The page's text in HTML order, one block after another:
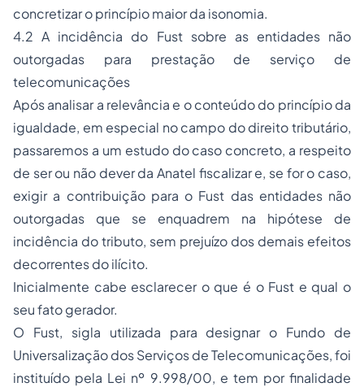
concretizar o princípio maior da isonomia.
4.2 A incidência do Fust sobre as entidades não
outorgadas para prestação de serviço de
telecomunicações
Após analisar a relevância e o conteúdo do princípio da
igualdade, em especial no campo do direito tributário,
passaremos a um estudo do caso concreto, a respeito
de ser ou não dever da Anatel fiscalizar e, se for o caso,
exigir a contribuição para o Fust das entidades não
outorgadas que se enquadrem na hipótese de
incidência do tributo, sem prejuízo dos demais efeitos
decorrentes do ilícito.
Inicialmente cabe esclarecer o que é o Fust e qual o
seu fato gerador.
O Fust, sigla utilizada para designar o Fundo de
Universalização dos Serviços de Telecomunicações, foi
instituído pela Lei nº 9.998/00, e tem por finalidade